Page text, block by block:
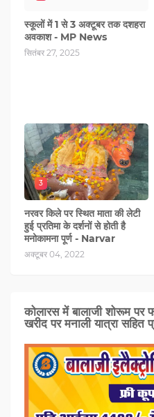
स्कूलों में 1 से 3 अक्टूबर तक दशहरा
अवकाश - MP News
सितंबर 27, 2025
3
नरवर किले पर स्थित माता की लेटी
हुई प्रतिमा के दर्शनों से होती है
मनोकामना पूर्ण - Narvar
अक्टूबर 04, 2022
कोलारस में बालाजी शोरूम पर
खरीद पर मनाली यात्रा सहित